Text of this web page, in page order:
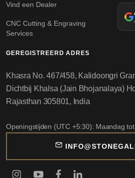
Vind een Dealer
CNC Cutting & Engraving
Services
GEREGISTREERD ADRES
Khasra No. 467/458, Kalidoongri
Dichtbij Khalsa (Jain Bhojanalaya)
Rajasthan 305801, India
Openingstijden (UTC +5:30): Maandag